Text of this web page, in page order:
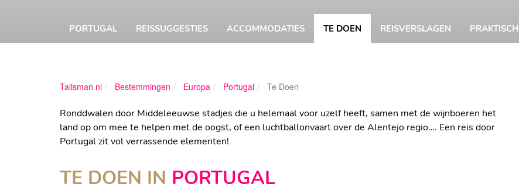
PORTUGAL REISSUGGESTIES ACCOMMODATIES TE DOEN REISVERSLAGEN PRAKTISCH
Talisman.nl Bestemmingen Europa Portugal Te Doen
Ronddwalen door Middeleeuwse stadjes die u helemaal voor uzelf heeft, samen met de wijnboeren het
land op om mee te helpen met de oogst, of een luchtballonvaart over de Alentejo regio…. Een reis door
Portugal zit vol verrassende elementen!
TE DOEN IN PORTUGAL